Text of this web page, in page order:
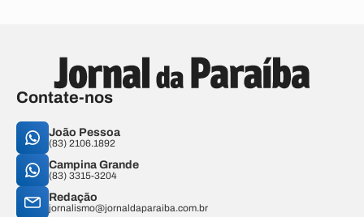
Contate-nos
João Pessoa
(83) 2106.1892
Campina Grande
(83) 3315-3204
Redação
jornalismo@jornaldaparaiba.com.br